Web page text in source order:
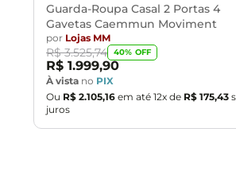
Guarda-Roupa Casal 2 Portas 4
Gavetas Caemmun Moviment
por Lojas MM
R$ 3.525,74 40% OFF
R$ 1.999,90
À vista no PIX
Ou R$ 2.105,16 em até 12x de R$ 175,43
juros